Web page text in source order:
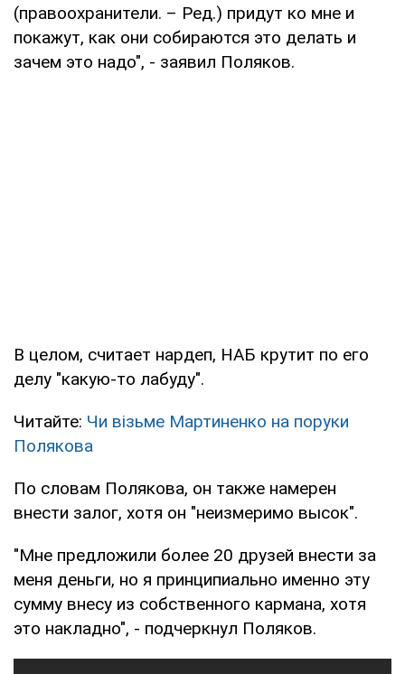
(правоохранители. – Ред.) придут ко мне и
покажут, как они собираются это делать и
зачем это надо", - заявил Поляков.
В целом, считает нардеп, НАБ крутит по его
делу "какую-то лабуду".
Читайте: Чи візьме Мартиненко на поруки
Полякова
По словам Полякова, он также намерен
внести залог, хотя он "неизмеримо высок".
"Мне предложили более 20 друзей внести за
меня деньги, но я принципиально именно эту
сумму внесу из собственного кармана, хотя
это накладно", - подчеркнул Поляков.